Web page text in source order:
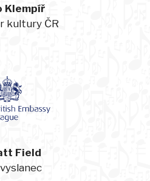
Klempíř
kultury ČR
Field